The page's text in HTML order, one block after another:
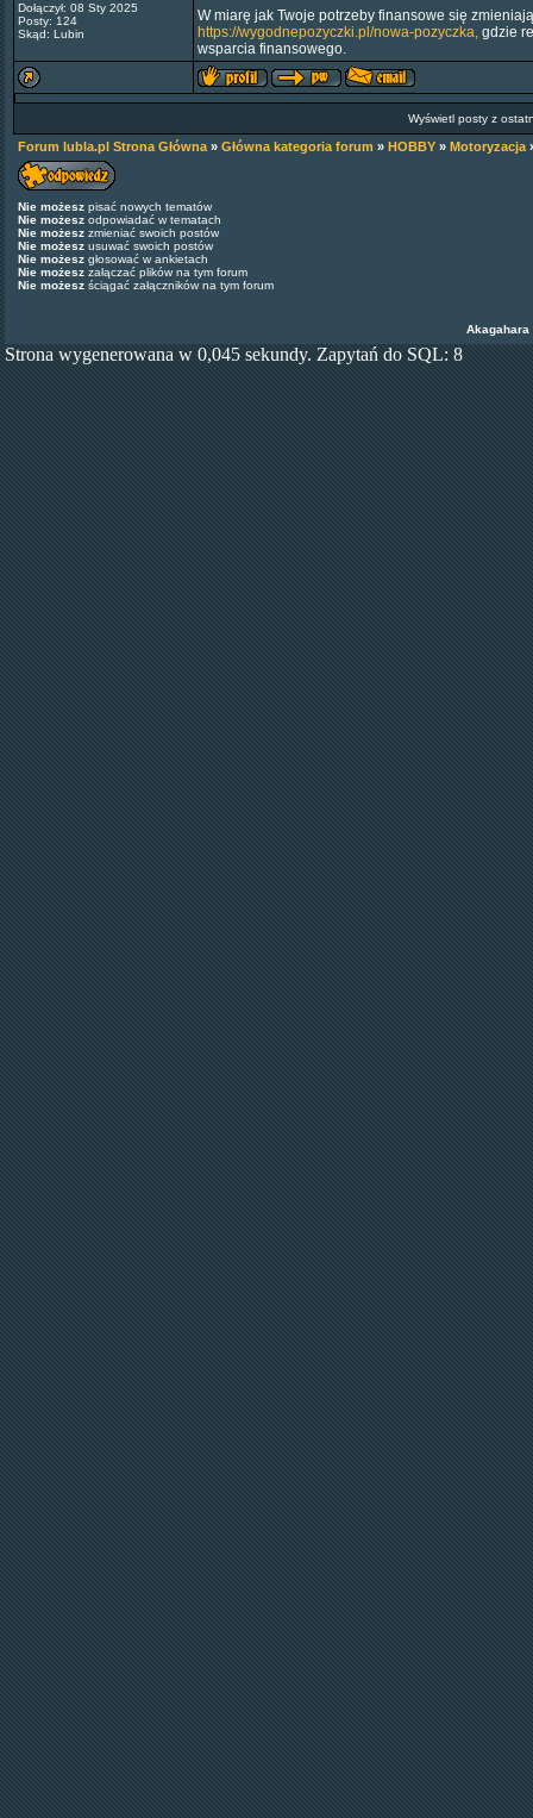
Dołączył: 08 Sty 2025
Posty: 124
Skąd: Lubin
W miarę jak Twoje potrzeby finansowe się
https://wygodnepozyczki.pl/nowa-pozyczka, gdzie
wsparcia finansowego.
Wyświetl posty z
Forum lubla.pl Strona Główna » Główna kategoria forum » HOBBY » Motoryzacja
Nie możesz pisać nowych tematów
Nie możesz odpowiadać w tematach
Nie możesz zmieniać swoich postów
Nie możesz usuwać swoich postów
Nie możesz głosować w ankietach
Nie możesz załączać plików na tym forum
Nie możesz ściągać załączników na tym forum
Akagahara
Strona wygenerowana w 0,045 sekundy. Zapytań do SQL: 8